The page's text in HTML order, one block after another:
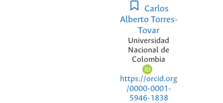
Carlos
Alberto Torres-
Tovar
Universidad
Nacional de
Colombia
https://orcid.org
/0000-0001-
5946-1838